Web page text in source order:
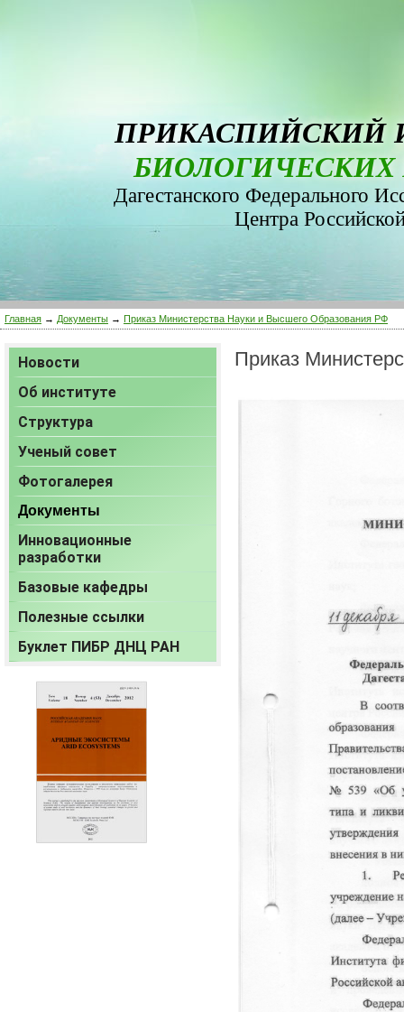
ПРИКАСПИЙСКИЙ
БИОЛОГИЧЕСКИХ
Дагестанского Федерального
Центра
Главная → Документы → Приказ Министерства Науки и Высшего Образования РФ
Новости
Об институте
Структура
Ученый совет
Фотогалерея
Документы
Инновационные
разработки
Базовые кафедры
Полезные ссылки
Буклет ПИБР ДНЦ РАН
Приказ